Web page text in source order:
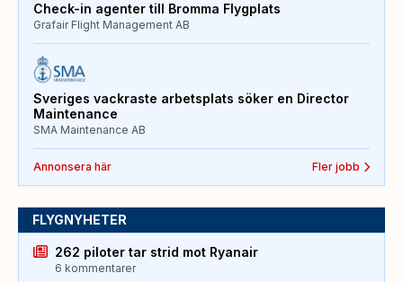
Check-in agenter till Bromma Flygplats
Grafair Flight Management AB
Sveriges vackraste arbetsplats söker en Director
Maintenance
SMA Maintenance AB
Annonsera här Fler jobb
FLYGNYHETER
262 piloter tar strid mot Ryanair
6 kommentarer